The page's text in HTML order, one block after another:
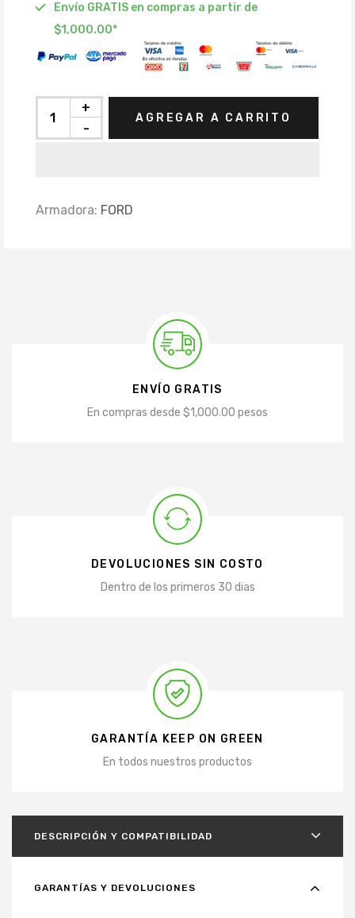
Envío GRATIS en compras a partir de
$1,000.00*
-
+
AGREGAR A CARRITO
Armadora: FORD
ENVÍO GRATIS
En compras desde $1,000.00 pesos
DEVOLUCIONES SIN COSTO
Dentro de los primeros 30 dias
GARANTÍA KEEP ON GREEN
En todos nuestros productos
DESCRIPCIÓN Y COMPATIBILIDAD
GARANTÍAS Y DEVOLUCIONES